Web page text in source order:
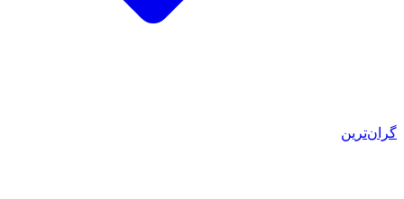
گران‌ترین